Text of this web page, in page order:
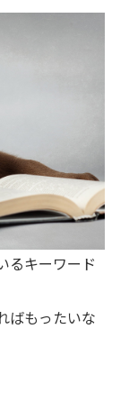
るキーワード
ばもったいな